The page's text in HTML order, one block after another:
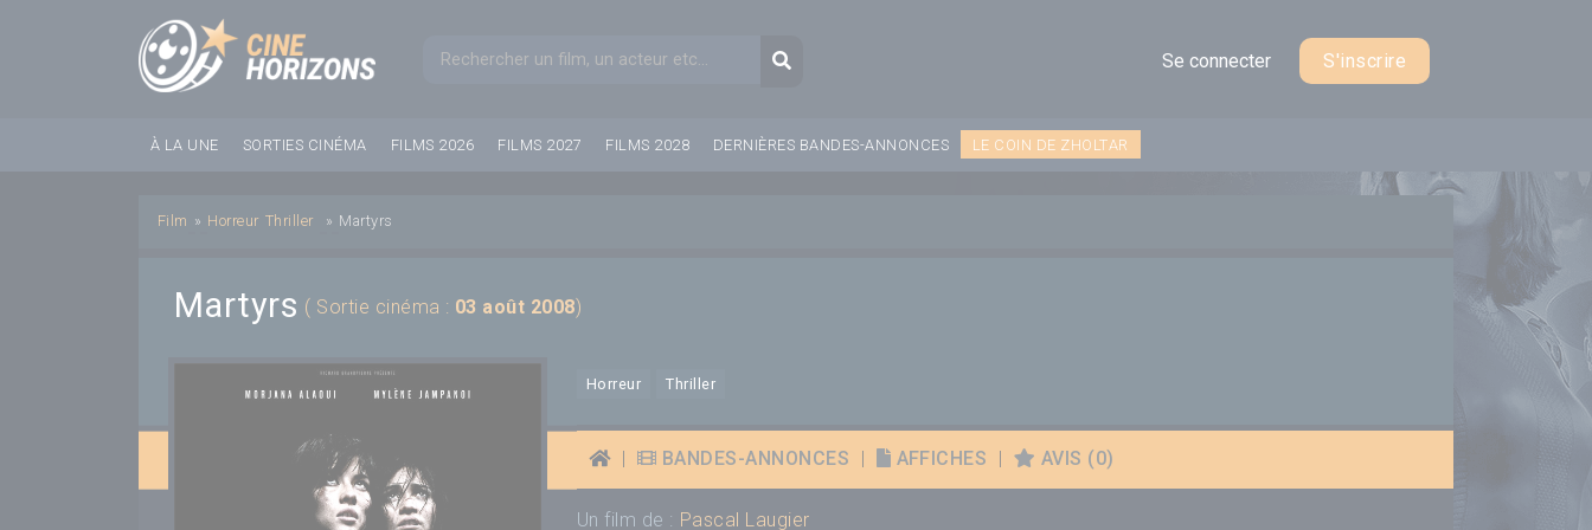
Formulaire de rechercheRecherche
Se connecter S'inscrire
À LA UNE SORTIES CINÉMA FILMS 2026 FILMS 2027 FILMS 2028 DERNIÈRES BANDES-ANNONCES LE COIN DE ZHOLTAR
Film » Horreur Thriller » Martyrs
Martyrs ( Sortie cinéma : 03 août 2008)
Horreur Thriller
BANDES-ANNONCES AFFICHES AVIS (0)
Un film de : Pascal Laugier
Panneau de gestion des cookies